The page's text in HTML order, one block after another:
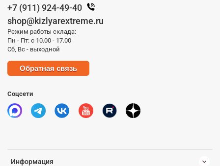
Информация
+7 (911) 924-49-40
shop@kizlyarextreme.ru
Режим работы склада:
Пн - Пт: с 10.00 - 17.00
Сб, Вс - выходной
Обратная связь
Соцсети